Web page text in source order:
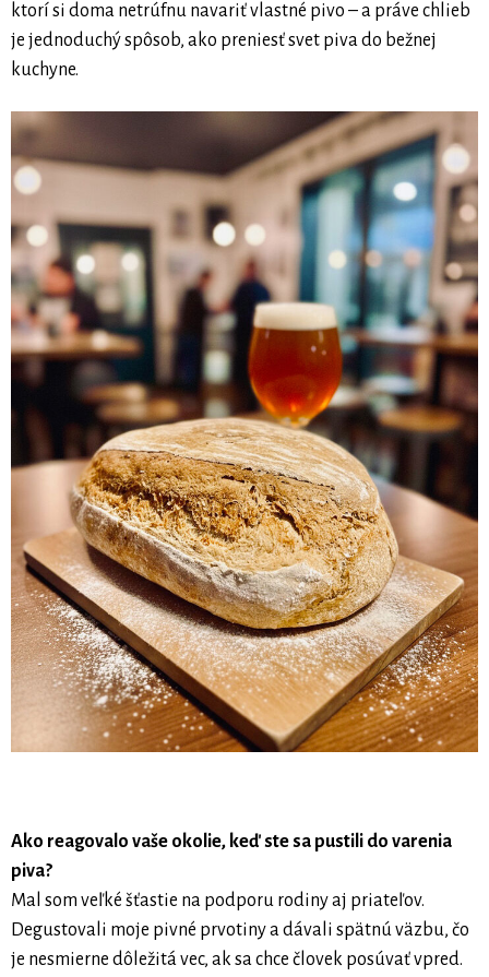
ktorí si doma netrúfnu navariť vlastné pivo – a práve chlieb
je jednoduchý spôsob, ako preniesť svet piva do bežnej
kuchyne.
Ako reagovalo vaše okolie, keď ste sa pustili do varenia
piva?
Mal som veľké šťastie na podporu rodiny aj priateľov.
Degustovali moje pivné prvotiny a dávali spätnú väzbu, čo
je nesmierne dôležitá vec, ak sa chce človek posúvať vpred.